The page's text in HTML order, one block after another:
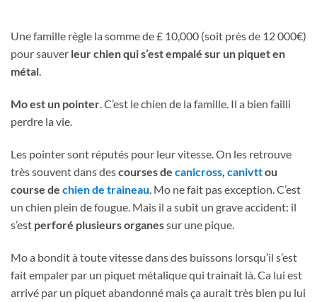
Une famille règle la somme de £ 10,000 (soit près de 12 000€)
pour sauver leur chien qui s’est empalé sur un piquet en
métal.
Mo est un pointer. C’est le chien de la famille. Il a bien failli
perdre la vie.
Les pointer sont réputés pour leur vitesse. On les retrouve
très souvent dans descourses de canicross canivttou
course de chien de traineau . Mo ne fait pas exception. C’est
un chien plein de fougue. Mais il a subit un grave accident: il
s’est perforé plusieurs organessur une pique.
Mo a bondit à toute vitesse dans des buissons lorsqu’il s’est
fait empaler par un piquet métalique qui trainait là. Ca lui est
arrivé par un piquet abandonné mais ça aurait très bien pu lui